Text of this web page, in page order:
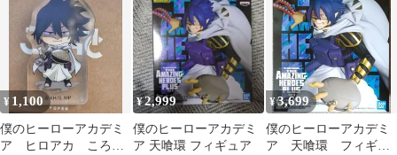
¥ 1,100
僕のヒーローアカデミ
ア ヒロアカ ころっ
¥2,999
僕のヒーローアカデミ
ア 天喰環 フィギュア
¥3,699
僕のヒーローアカデミ
ア 天喰環 フィギュ